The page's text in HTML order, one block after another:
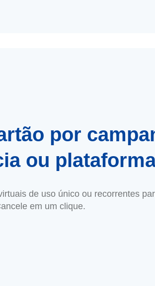
por
ou
de uso único ou recorrentes
em um clique.